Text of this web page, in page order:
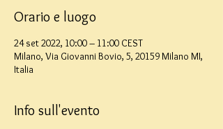
Orario e luogo
24 set 2022, 10:00 – 11:00 CEST
Milano, Via Giovanni Bovio, 5, 20159 Milano MI,
Italia
Info sull'evento